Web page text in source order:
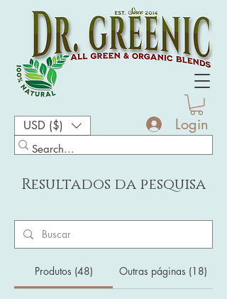
Login
USD ($)
Resultados da pesquisa
Produtos (48) Outras páginas (18)